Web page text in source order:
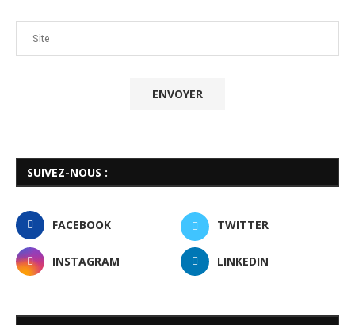
SUIVEZ-NOUS :
FACEBOOK TWITTER
INSTAGRAM LINKEDIN